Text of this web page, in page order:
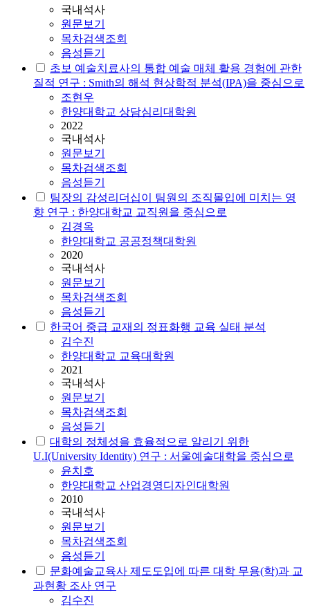
국내석사
원문보기
목차검색조회
음성듣기
초보 예술치료사의 통합 예술 매체 활용 경험에 관한
질적 연구 : Smith의 해석 현상학적 분석(IPA)을 중심으로
조현우
한양대학교 상담심리대학원
2022
국내석사
원문보기
목차검색조회
음성듣기
팀장의 감성리더십이 팀원의 조직몰입에 미치는 영
향 연구 : 한양대학교 교직원을 중심으로
김경옥
한양대학교 공공정책대학원
2020
국내석사
원문보기
목차검색조회
음성듣기
한국어 중급 교재의 정표화행 교육 실태 분석
김수진
한양대학교 교육대학원
2021
국내석사
원문보기
목차검색조회
음성듣기
대학의 정체성을 효율적으로 알리기 위한
U.I(University Identity) 연구 : 서울예술대학을 중심으로
윤치호
한양대학교 산업경영디자인대학원
2010
국내석사
원문보기
목차검색조회
음성듣기
문화예술교육사 제도도입에 따른 대학 무용(학)과 교
과현황 조사 연구
김수진